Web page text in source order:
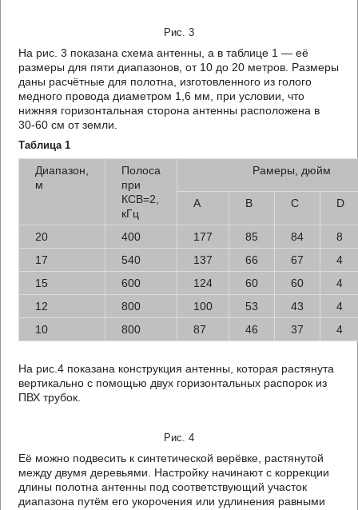
Рис. 3
На рис. 3 показана схема антенны, а в таблице 1 — её
размеры для пяти диапазонов, от 10 до 20 метров. Размеры
даны расчётные для полотна, изготовленного из голого
медного провода диаметром 1,6 мм, при условии, что
нижняя горизонтальная сторона антенны расположена в
30-60 см от земли.
Таблица 1
Диапазон,
м
Полоса
при
КСВ=2,
кГц
Рамеры, дюйм
А В С D
20 400 177 85 84
8
17
540 137 66 67
4
15
600 124 60 60
4
12
800 100 53 43
4
10
800 87 46 37 4
На рис.4 показана конструкция антенны, которая растянута
вертикально с помощью двух горизонтальных распорок из
ПВХ трубок.
Рис. 4
Её можно подвесить к синтетической верёвке, растянутой
между двумя деревьями. Настройку начинают с коррекции
длины полотна антенны под соответствующий участок
диапазона путём его укорочения или удлинения равными